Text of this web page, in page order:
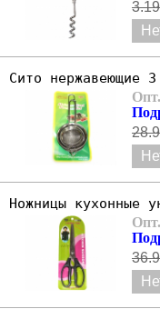
3.19
Сито нержавеющие
Ножницы кухонные